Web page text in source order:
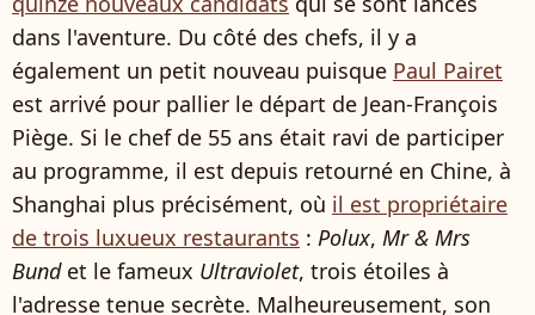
dans l'aventure. Du côté des chefs, il y a
également un petit nouveau puisque Paul Pairet
est arrivé pour pallier le départ de Jean-François
Piège. Si le chef de 55 ans était ravi de participer
au programme, il est depuis retourné en Chine, à
Shanghai plus précisément, où il est propriétaire
de trois luxueux restaurants : Polux, Mr & Mrs
Bundet le fameux Ultraviolet, trois étoiles à
l'adresse tenue secrète. Malheureusement, son